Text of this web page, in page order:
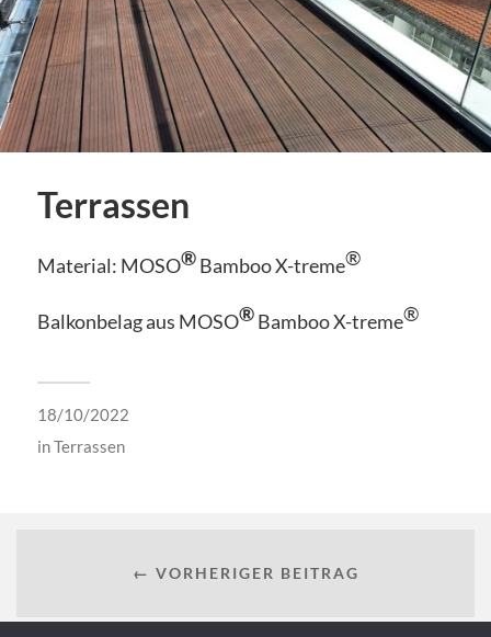
Terrassen
Material: MOSO® Bamboo X-treme®
Balkonbelag aus MOSO® Bamboo X-treme®
18/10/2022
inTerrassen
← VORHERIGER BEITRAG